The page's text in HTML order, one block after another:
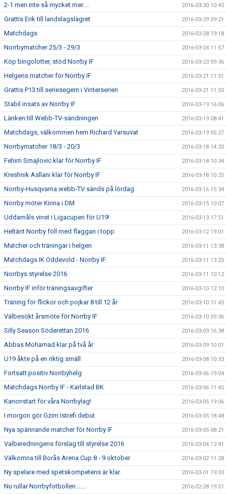
2-1 men inte så mycket mer.... 2016-03-30 10:45
Grattis Erik till landslagslägret 2016-03-29 09:21
Matchdags 2016-03-28 19:18
Norrbymatcher 25/3 - 29/3 2016-03-24 11:57
Köp bingolotter, stöd Norrby IF 2016-03-23 09:36
Helgens matcher för Norrby IF 2016-03-21 11:51
Grattis P13 till seriesegern i Vinterserien 2016-03-21 11:50
Stabil insats av Norrby IF 2016-03-19 16:06
Länken till Webb-TV-sändningen 2016-03-19 08:41
Matchdags, välkommen hem Richard Yarsuvat 2016-03-19 05:27
Norrbymatcher 18/3 - 20/3 2016-03-18 14:20
Fehim Smajlovic klar för Norrby IF 2016-03-18 10:34
Kreshnik Asllani klar för Norrby IF 2016-03-18 10:25
Norrby-Husqvarna webb-TV sänds på lördag 2016-03-16 15:34
Norrby möter Kinna i DM 2016-03-15 10:07
Uddamåls vinst i Ligacupen för U19! 2016-03-13 17:51
Heltänt Norrby föll med flaggan i topp 2016-03-12 19:01
Matcher och träningar i helgen 2016-03-11 13:38
Matchdags IK Oddevold - Norrby IF 2016-03-11 13:25
Norrbys styrelse 2016 2016-03-11 10:12
Norrby IF inför träningsavgifter 2016-03-10 12:10
Träning för flickor och pojkar 8 till 12 år 2016-03-10 11:45
Välbesökt årsmöte för Norrby IF 2016-03-10 09:36
Silly Season Söderettan 2016 2016-03-09 16:38
Abbas Mohamad klar på två år 2016-03-09 10:01
U19 åkte på en riktig smäll 2016-03-08 10:33
Fortsatt positiv Norrbyhelg 2016-03-06 19:04
Matchdags Norrby IF - Karlstad BK 2016-03-06 11:45
Kanonstart för våra Norrbylag! 2016-03-05 19:06
I morgon gör Gzim Istrefi debut 2016-03-05 18:48
Nya spännande matcher för Norrby IF 2016-03-05 08:21
Valberedningens förslag till styrelse 2016 2016-03-04 12:41
Välkomna till Borås Arena Cup 8 - 9 oktober 2016-03-02 11:28
Ny spelare med spetskompetens är klar. 2016-03-01 19:03
Nu rullar Norrbyfotbollen....... 2016-02-28 19:51